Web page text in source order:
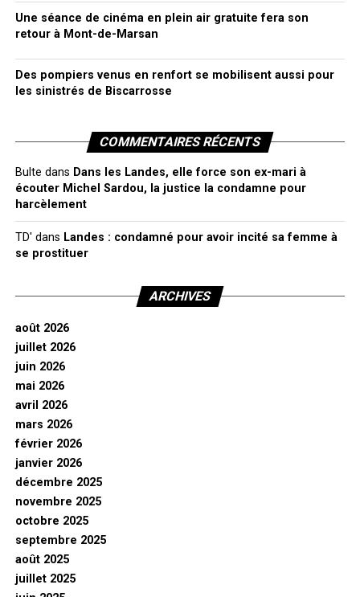
Une séance de cinéma en plein air gratuite fera son
retour à Mont-de-Marsan
Des pompiers venus en renfort se mobilisent aussi pour
les sinistrés de Biscarrosse
COMMENTAIRES RÉCENTS
Bulte dans Dans les Landes, elle force son ex-mari à
écouter Michel Sardou, la justice la condamne pour
harcèlement
TD' dans Landes : condamné pour avoir incité sa femme à
se prostituer
ARCHIVES
août 2026
juillet 2026
juin 2026
mai 2026
avril 2026
mars 2026
février 2026
janvier 2026
décembre 2025
novembre 2025
octobre 2025
septembre 2025
août 2025
juillet 2025